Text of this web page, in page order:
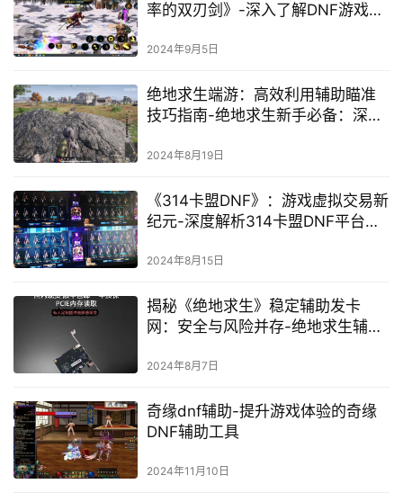
率的双刃剑》-深入了解DNF游戏辅
略
2024年9月5日
绝地求生端游：高效利用辅助瞄准
技巧指南-绝地求生新手必备：深度
2024年8月19日
《314卡盟DNF》：游戏虚拟交易新
纪元-深度解析314卡盟DNF平台的
2024年8月15日
揭秘《绝地求生》稳定辅助发卡
网：安全与风险并存-绝地求生辅助
2024年8月7日
奇缘dnf辅助-提升游戏体验的奇缘
DNF辅助工具
2024年11月10日